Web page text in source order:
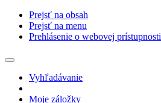
Prejsť na obsah
Prejsť na menu
Prehlásenie o webovej prístupnosti
Vyhľadávanie
Moje záložky